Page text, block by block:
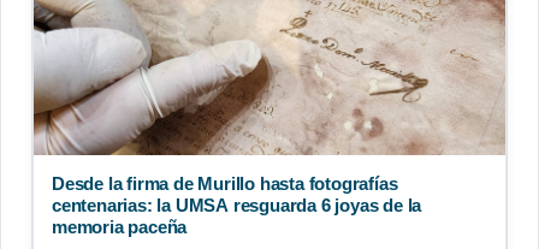
Desde la firma de Murillo hasta fotografías
centenarias: la UMSA resguarda 6 joyas de la
memoria paceña